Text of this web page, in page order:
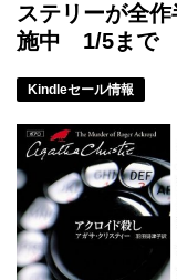
ステリーが全
施中 1/5まで
Kindleセール情報